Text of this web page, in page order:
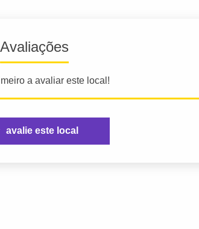
Avaliações
a avaliar este local!
avalie este local